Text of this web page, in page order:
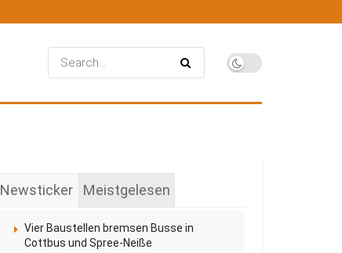
Newsticker Meistgelesen
Vier Baustellen bremsen Busse in
Cottbus und Spree-Neiße